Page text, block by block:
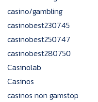
casino/gambling
casinobest230745
casinobest250747
casinobest280750
Casinolab
Casinos
casinos non gamstop